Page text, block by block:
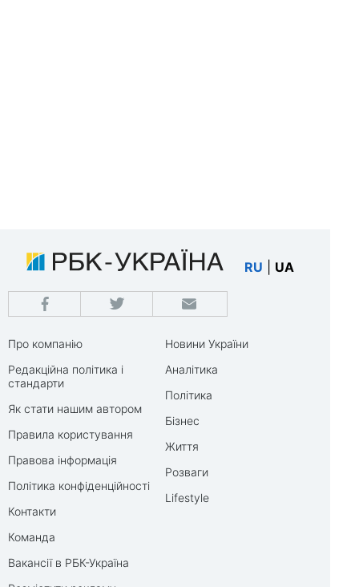
RU UA
Про компанію
Редакційна політика і
стандарти
Як стати нашим автором
Правила користування
Правова інформація
Політика конфіденційності
Контакти
Команда
Вакансії в РБК-Україна
Новини України
Аналітика
Політика
Бізнес
Життя
Розваги
Lifestyle